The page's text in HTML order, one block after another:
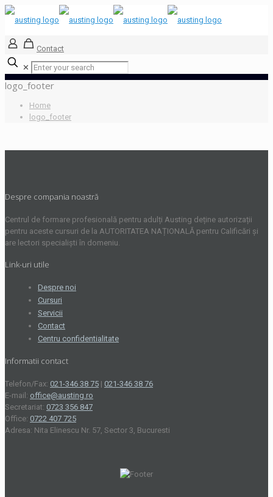
Contact
✕
logo_footer
Home
logo_footer
Despre compania noastră
Centrul de formare profesională pentru adulți Austing deține autorizații
pentru aceste cursuri de la AUTORITATEA NAȚIONALĂ pentru Calificări și
are lectori specialiști în domeniu.
Link-uri utile
Despre noi
Cursuri
Servicii
Contact
Centru confidentialitate
Informatii contact
Telefon/Fax: 021-346 38 75 | 021-346 38 76
E-mail: office@austing.ro
Secretariat: 0723 356 847
Office: 0722 407 725
Adresa: Nita Elinescu Nr. 57, Sector 3, Bucuresti